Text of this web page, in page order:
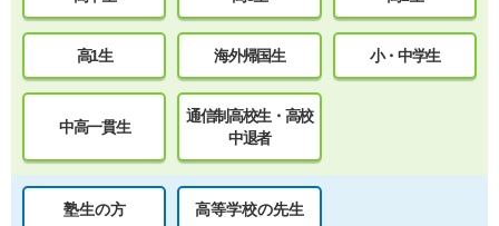
高1生 海外帰国生 小・中学生
中高一貫生
通信制高校生・高校
中退者
塾生の方 高等学校の先生